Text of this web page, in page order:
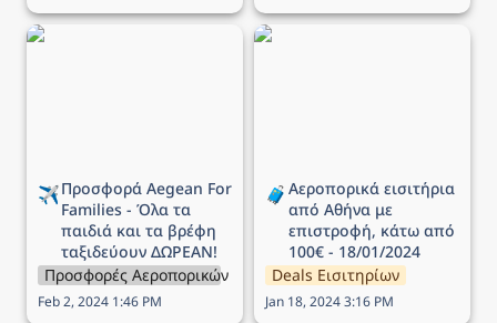
Προσφορά Aegean For
✈️Προσφορά Aegean For
Families - Όλα τα
παιδιά και τα βρέφη
ταξιδεύουν ΔΩΡΕΑΝ!
Προσφορές Αεροπορικών Εταιρειών
Feb 2, 2024 1:46 PM
Αεροπορικά εισιτήρια
🧳 Αεροπορικά εισιτήρια
από Αθήνα με
επιστροφή, κάτω από
100€ - 18/01/2024
Deals Εισιτηρίων
Jan 18, 2024 3:16 PM